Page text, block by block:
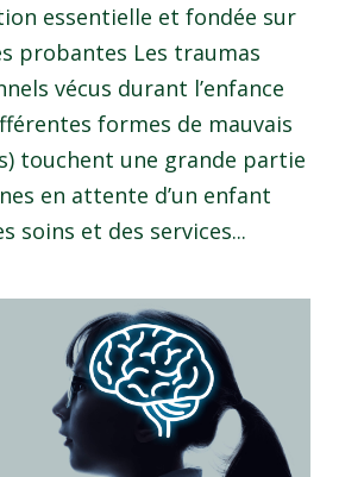
essentielle et fondée sur
probantes Les traumas
vécus durant l’enfance
formes de mauvais
touchent une grande partie
en attente d’un enfant
soins et des services...